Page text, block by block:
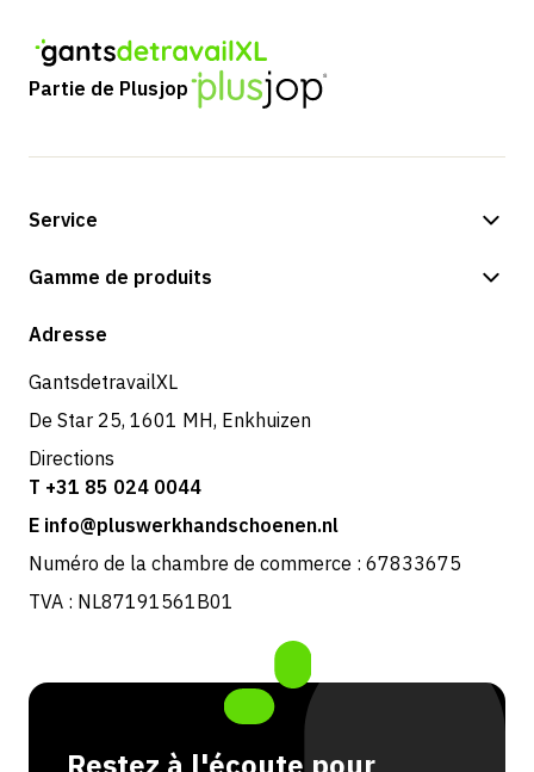
Partie de Plusjop
Service
Options de paiement
Retours et service
Gamme de produits
Boutique
Adresse
GantsdetravailXL
De Star 25, 1601 MH, Enkhuizen
Directions
T +31 85 024 0044
E info@pluswerkhandschoenen.nl
Numéro de la chambre de commerce : 67833675
TVA : NL87191561B01